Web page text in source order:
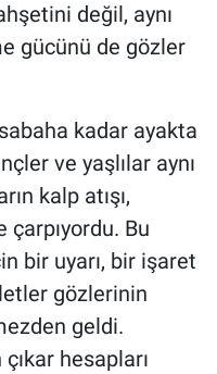
değil, aynı
gücünü de gözler
kadar ayakta
ve yaşlılar aynı
kalp atışı,
çarpıyordu. Bu
bir uyarı, bir işaret
gözlerinin
geldi.
çıkar hesapları